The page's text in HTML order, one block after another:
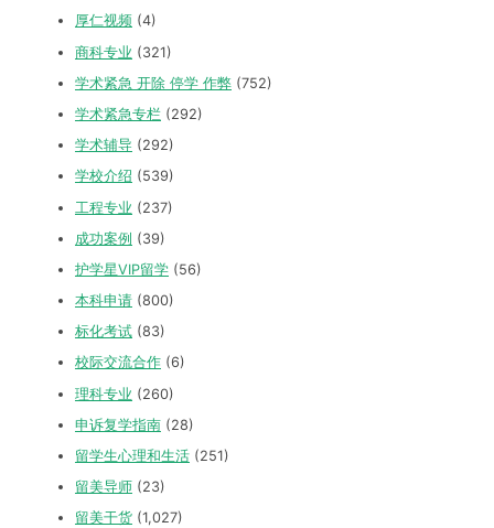
厚仁视频 (4)
商科专业 (321)
学术紧急 开除 停学 作弊 (752)
学术紧急专栏 (292)
学术辅导 (292)
学校介绍 (539)
工程专业 (237)
成功案例 (39)
护学星VIP留学 (56)
本科申请 (800)
标化考试 (83)
校际交流合作 (6)
理科专业 (260)
申诉复学指南 (28)
留学生心理和生活 (251)
留美导师 (23)
留美干货 (1,027)